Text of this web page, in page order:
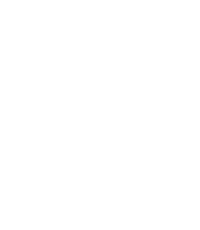
compétitives